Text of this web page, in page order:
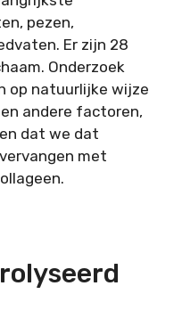
pezen,
Er zijn 28
Onderzoek
op natuurlijke wijze
andere factoren,
dat we dat
met